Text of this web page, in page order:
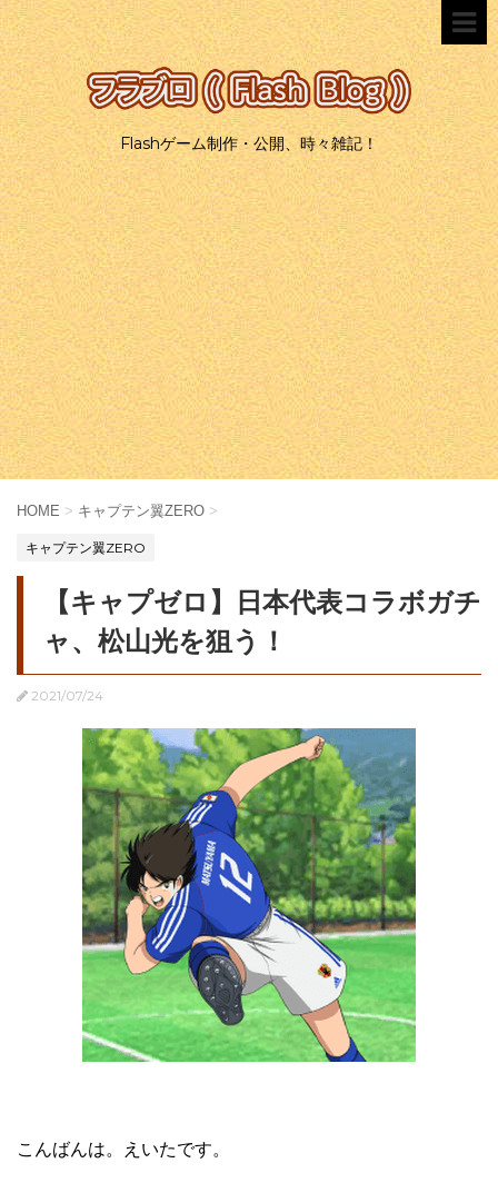
Flashゲーム制作・公開、時々雑記！
HOME > キャプテン翼ZERO >
キャプテン翼ZERO
【キャプゼロ】日本代表コラボガチ
ャ、松山光を狙う！
2021/07/24
こんばんは。えいたです。